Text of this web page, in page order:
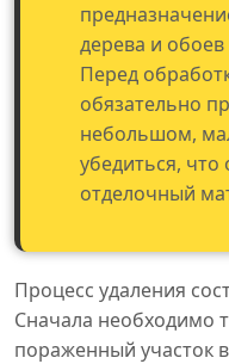
дерева и
Перед
обязательно
небольшом,
убедиться,
отделочный
Процесс удаления
Сначала необходимо
пораженный участок